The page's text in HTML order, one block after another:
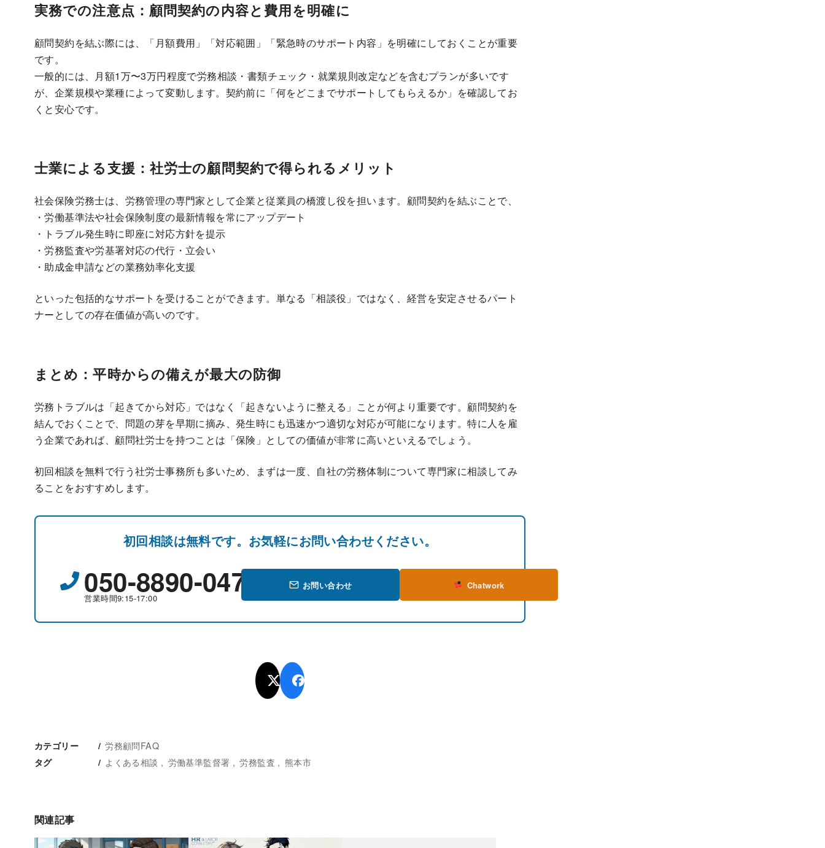
実務での注意点：顧問契約の内容と費用を明確に
顧問契約を結ぶ際には、「月額費用」「対応範囲」「緊急時のサポート内容」を明確にしておくことが重要
です。
一般的には、月額1万〜3万円程度で労務相談・書類チェック・就業規則改定などを含むプランが多いです
が、企業規模や業種によって変動します。契約前に「何をどこまでサポートしてもらえるか」を確認してお
くと安心です。
士業による支援：社労士の顧問契約で得られるメリット
社会保険労務士は、労務管理の専門家として企業と従業員の橋渡し役を担います。顧問契約を結ぶことで、
・労働基準法や社会保険制度の最新情報を常にアップデート
・トラブル発生時に即座に対応方針を提示
・労務監査や労基署対応の代行・立会い
・助成金申請などの業務効率化支援
といった包括的なサポートを受けることができます。単なる「相談役」ではなく、経営を安定させるパート
ナーとしての存在価値が高いのです。
まとめ：平時からの備えが最大の防御
労務トラブルは「起きてから対応」ではなく「起きないように整える」ことが何より重要です。顧問契約を
結んでおくことで、問題の芽を早期に摘み、発生時にも迅速かつ適切な対応が可能になります。特に人を雇
う企業であれば、顧問社労士を持つことは「保険」としての価値が非常に高いといえるでしょう。
初回相談を無料で行う社労士事務所も多いため、まずは一度、自社の労務体制について専門家に相談してみ
ることをおすすめします。
初回相談は無料です。お気軽にお問い合わせください。
050-8890-0477
営業時間9:15-17:00
お問い合わせ Chatwork
カテゴリー 労務顧問FAQ
タグ よくある相談 労働基準監督署 労務監査 熊本市
関連記事